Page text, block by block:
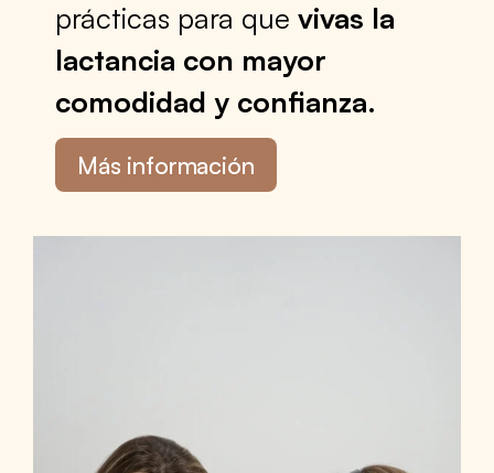
prácticas para que vivas la
lactancia con mayor
comodidad y confianza.
Más información